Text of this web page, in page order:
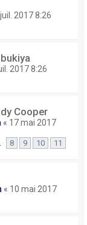
2017 8:26
2017 8:26
Cooper
« 17 mai 2017
8 9 10 11
« 10 mai 2017